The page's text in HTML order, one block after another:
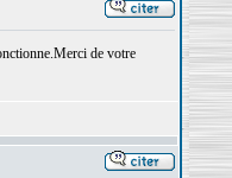
de votre